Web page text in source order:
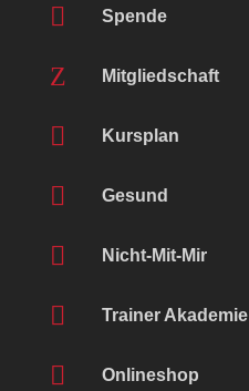
 Spende
Z Mitgliedschaft
 Kursplan
 Gesund
 Nicht-Mit-Mir
 Trainer Akademie
 Onlineshop